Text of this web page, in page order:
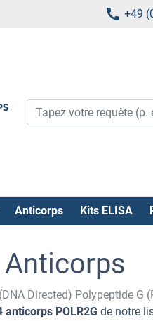
+49
Anticorps Kits ELISA
Anticorps
Directed) Polypeptide G
anticorps POLR2G de notre